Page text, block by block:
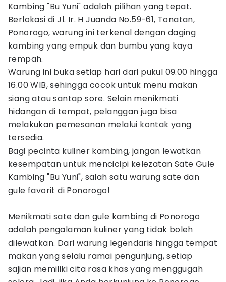
Kambing "Bu Yuni" adalah pilihan yang tepat.
Berlokasi di Jl. Ir. H Juanda No.59-61, Tonatan,
Ponorogo, warung ini terkenal dengan daging
kambing yang empuk dan bumbu yang kaya
rempah.
Warung ini buka setiap hari dari pukul 09.00 hingga
16.00 WIB, sehingga cocok untuk menu makan
siang atau santap sore. Selain menikmati
hidangan di tempat, pelanggan juga bisa
melakukan pemesanan melalui kontak yang
tersedia.
Bagi pecinta kuliner kambing, jangan lewatkan
kesempatan untuk mencicipi kelezatan Sate Gule
Kambing "Bu Yuni", salah satu warung sate dan
gule favorit di Ponorogo!
Menikmati sate dan gule kambing di Ponorogo
adalah pengalaman kuliner yang tidak boleh
dilewatkan. Dari warung legendaris hingga tempat
makan yang selalu ramai pengunjung, setiap
sajian memiliki cita rasa khas yang menggugah